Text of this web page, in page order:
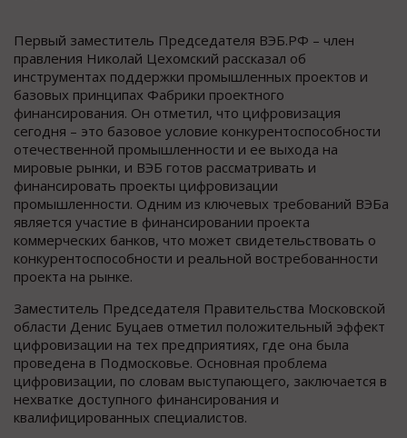
Первый заместитель Председателя ВЭБ.РФ – член
правления Николай Цехомский рассказал об
инструментах поддержки промышленных проектов и
базовых принципах Фабрики проектного
финансирования. Он отметил, что цифровизация
сегодня – это базовое условие конкурентоспособности
отечественной промышленности и ее выхода на
мировые рынки, и ВЭБ готов рассматривать и
финансировать проекты цифровизации
промышленности. Одним из ключевых требований ВЭБа
является участие в финансировании проекта
коммерческих банков, что может свидетельствовать о
конкурентоспособности и реальной востребованности
проекта на рынке.
Заместитель Председателя Правительства Московской
области Денис Буцаев отметил положительный эффект
цифровизации на тех предприятиях, где она была
проведена в Подмосковье. Основная проблема
цифровизации, по словам выступающего, заключается в
нехватке доступного финансирования и
квалифицированных специалистов.